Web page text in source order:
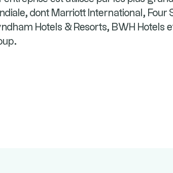
dont Marriott International, Four
Hotels & Resorts, BWH Hotels